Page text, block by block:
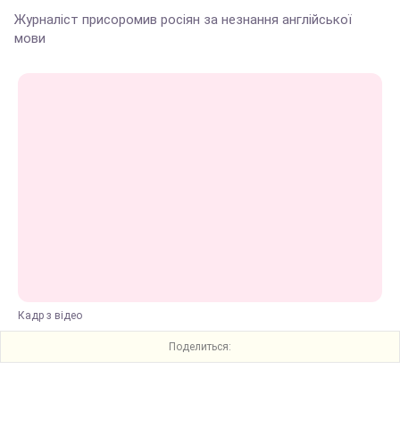
Журналіст присоромив росіян за незнання англійської
мови
Кадр з відео
Поделиться: